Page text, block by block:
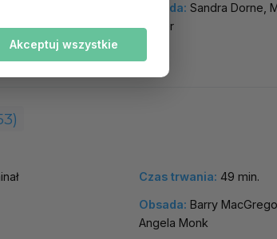
Obsada: Sandra Dorne,
Dwyer
Czas trwania: 49 min.
Obsada: Barry
Angela Monk
Akceptuj wszystkie